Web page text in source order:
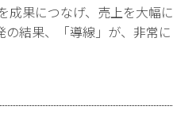
成果につなげ、売上を大幅に
結果、「導線」が、非常に